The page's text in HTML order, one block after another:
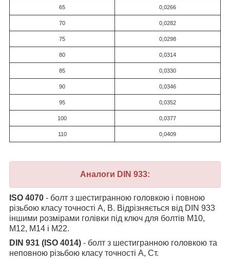
65 0,0266
70 0,0282
75 0,0298
80 0,0314
85 0,0330
90 0,0346
95 0,0352
100 0,0377
110 0,0409
Аналоги DIN 933:
ISO 4070 - болт з шестигранною головкою і повною
різьбою класу точності А, В. Відрізняється від DIN 933
іншими розмірами голівки під ключ для болтів M10,
М12, М14 і М22.
DIN 931 (ISO 4014) - болт з шестигранною головкою та
неповною різьбою класу точності А, Ст.